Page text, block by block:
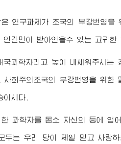
연구과제가 조국의 부강번영
간만이 받아안을수 있는 고귀한
과학자라고 높이 내세워주시는
사회주의조국의 부강번영을 위
이시다.
과학자를 몸소 자신의 등에 업
두는 우리 당이 제일 믿고 사랑